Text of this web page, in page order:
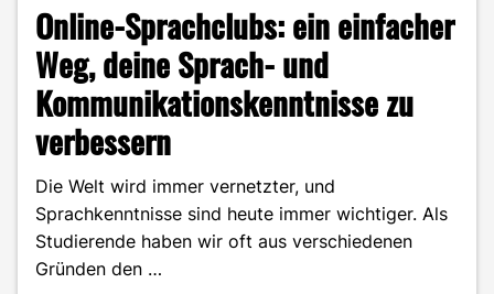
Online-Sprachclubs: ein einfacher
Weg, deine Sprach- und
Kommunikationskenntnisse zu
verbessern
Die Welt wird immer vernetzter, und
Sprachkenntnisse sind heute immer wichtiger. Als
Studierende haben wir oft aus verschiedenen
Gründen den …